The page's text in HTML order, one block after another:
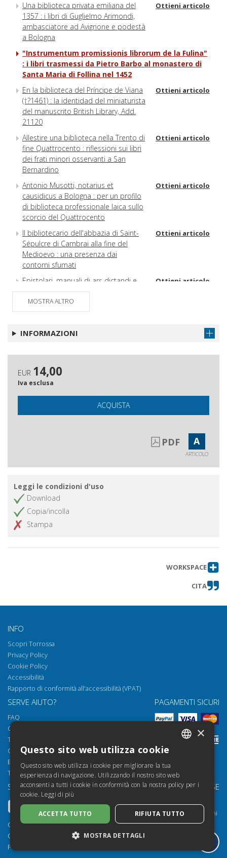
Una biblioteca privata emiliana del
1357 : i libri di Guglielmo Arimondi,
ambasciatore ad Avignone e podestà
a Bologna
Ottieni articolo
"Instrumentum promissionis librorum de la Fulina"
: i libri trasmessi da Pietro Barbo al monastero di
Santa Maria di Follina nel 1452
En la biblioteca del Príncipe de Viana
(†?1461) : la identidad del miniaturista
del manuscrito British Library, Add.
21120
Ottieni articolo
Allestire una biblioteca nella Trento di
fine Quattrocento : riflessioni sui libri
dei frati minori osservanti a San
Bernardino
Ottieni articolo
Antonio Musotti, notarius et
causidicus a Bologna : per un profilo
di biblioteca professionale laica sullo
scorcio del Quattrocento
Ottieni articolo
Il bibliotecario dell'abbazia di Saint-
Sépulcre di Cambrai alla fine del
Medioevo : una presenza dai
contorni sfumati
Ottieni articolo
Epistolari, manuali di ars dictandi e
raccolte di lettere-modello nella
biblioteca personale di Leonardo da
Vinci
Ottieni articolo
Biblioteca General Histórica de la
Ottieni articolo
MOSTRA ALTRO
INFORMAZIONI
EUR 14,00
Iva esclusa
ACQUISTA
PDF A
ARTICOLO
Leggi le condizioni d'uso
Download
Copia/incolla
Stampa
WORKSPACE
CITA
INFO
Scopri Torrossa
Privacy Policy
Cookie Policy
Accessibilità
Rapporto di conformità all'accessibilità (VPAT)
SERVE AIUTO?
FAQ
Come aprire i nostri documenti
Torrossa Reader
Condizioni d'uso
Email:
helpdesk@torrossa.com
Tel: +39 055 5018800
PAGAMENTI SICURI
SEGUICI SU
Copyright 2000-2026
Casalini Libri
P.IVA IT03106600483
LE NOSTRE RISORSE
Torrossa per Istituzioni
Torrossa Open
FRENCH
ENGLISH
GERMAN
×
Questo sito web utilizza cookie
Questo sito web utilizza i cookie per migliorare la tua
esperienza di navigazione. Utilizzando il nostro sito web
acconsenti a tutti i cookie in conformità con la nostra policy per i
cookie. Leggi di più
ACCETTA TUTTO RIFIUTA TUTTO
MOSTRA DETTAGLI